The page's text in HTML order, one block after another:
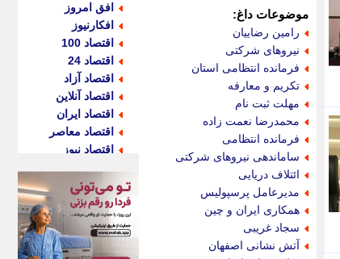
موضوعات داغ:
رامین رضاییان
نیروهای شرکتی
فرمانده انتظامی استان
تکریم و معارفه
مهلت ثبت نام
محمدرضا نعمت زاده
فرمانده انتظامی
ساماندهی نیروهای شرکتی
ائتلاف دریایی
مدیرعامل پرسپولیس
همکاری ایران و چین
سجاد غریبی
آتش نشانی اصفهان
افق امروز
افکارنیوز
اقتصاد 100
اقتصاد 24
اقتصاد آزاد
اقتصاد آنلاین
اقتصاد ایران
اقتصاد معاصر
اقتصاد نیوز
اکوفارس
اکونگار
اکونیوز
الف
انتشار آنلاین